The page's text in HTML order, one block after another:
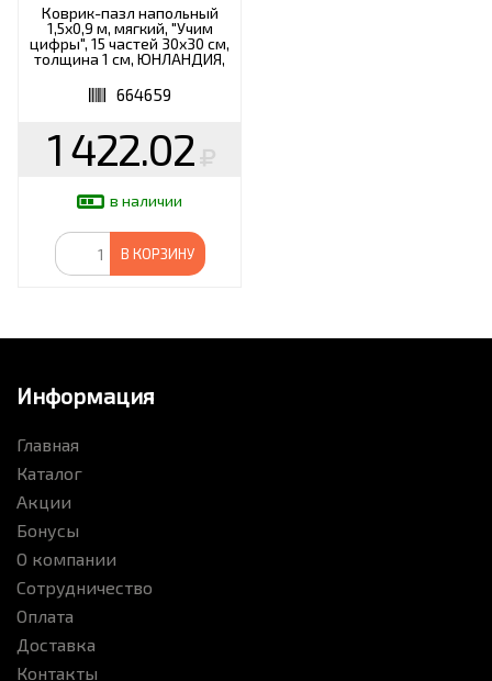
Коврик-пазл напольный
1,5х0,9 м, мягкий, "Учим
цифры", 15 частей 30х30 см,
толщина 1 см, ЮНЛАНДИЯ,
664659
1 422.02
в наличии
В КОРЗИНУ
Информация
Главная
Каталог
Акции
Бонусы
О компании
Сотрудничество
Оплата
Доставка
Контакты